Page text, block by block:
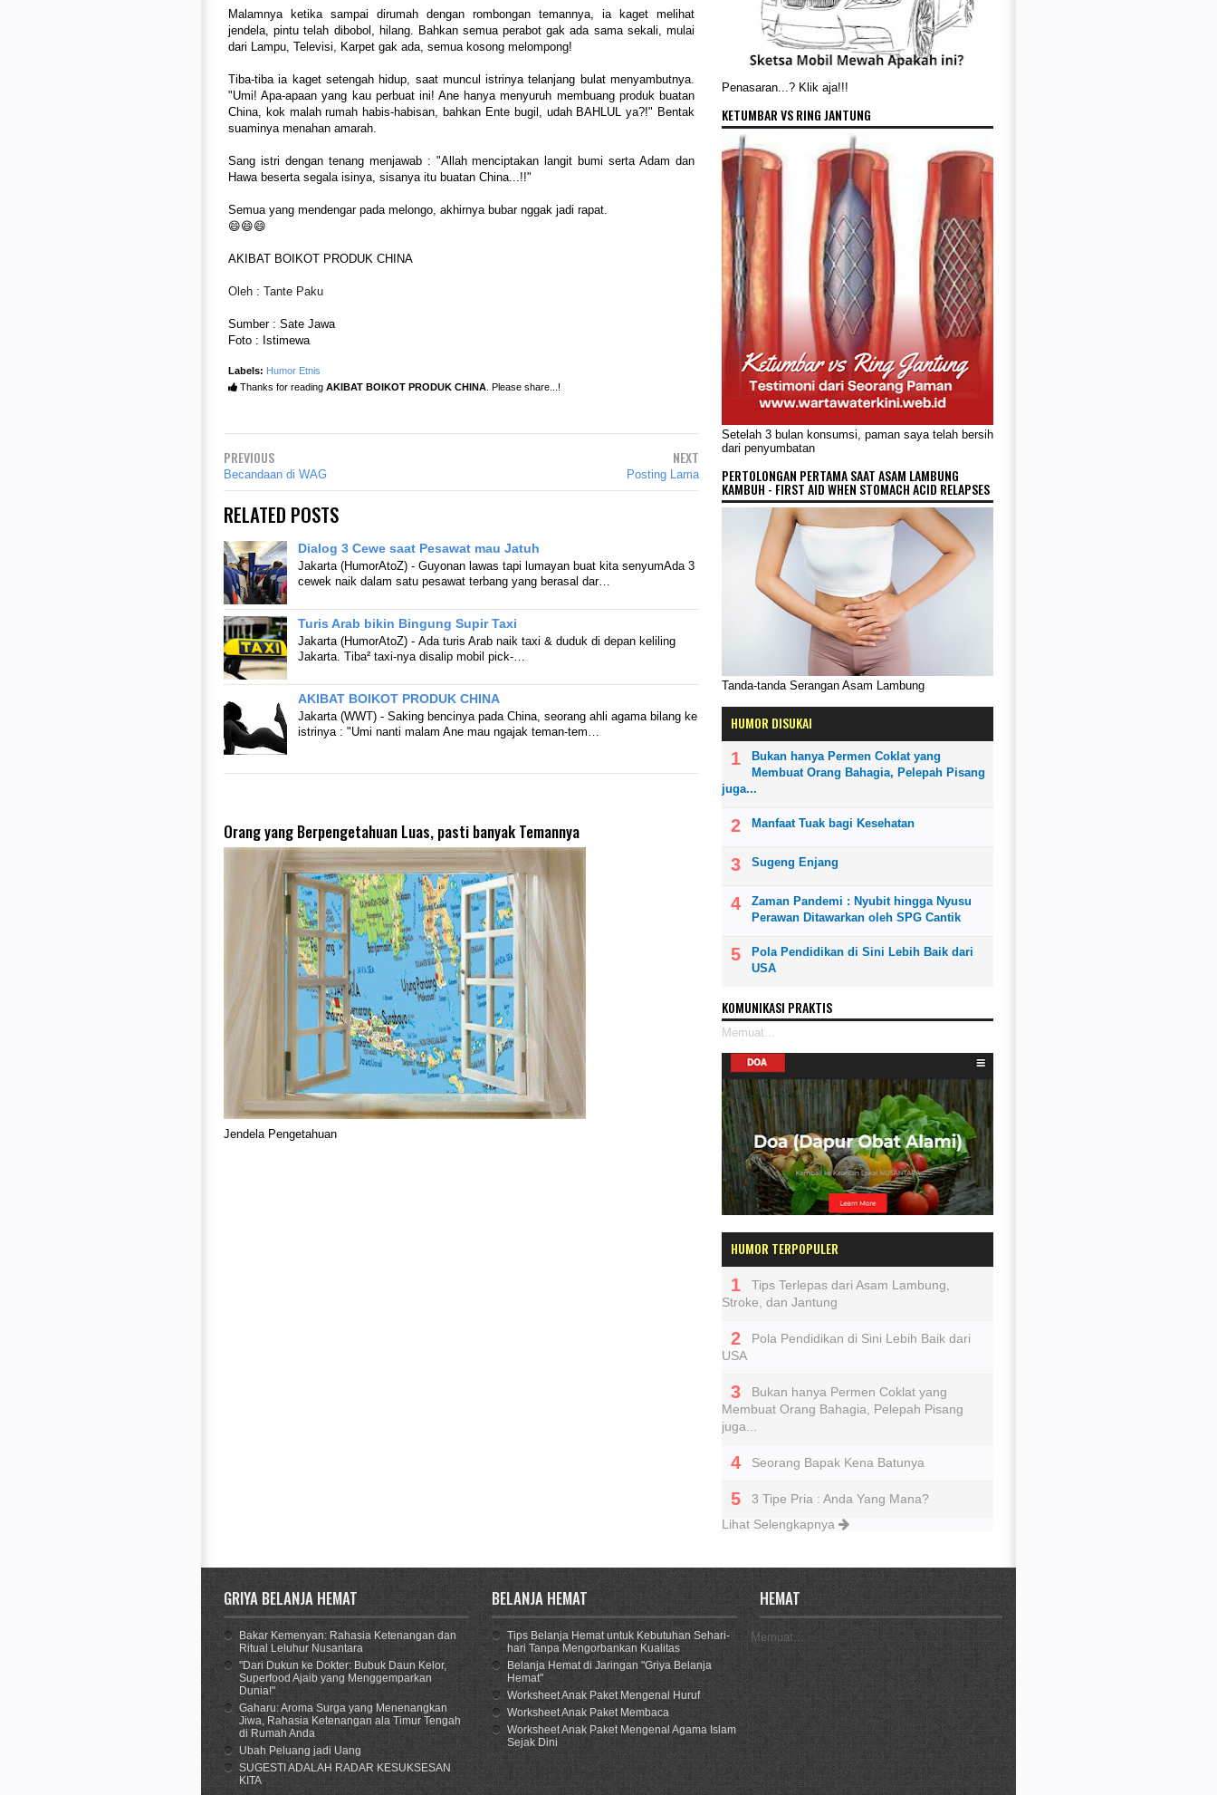
Malamnya ketika sampai dirumah dengan rombongan temannya, ia kaget melihat
jendela, pintu telah dibobol, hilang. Bahkan semua perabot gak ada sama sekali, mulai
dari Lampu, Televisi, Karpet gak ada, semua kosong melompong!
Tiba-tiba ia kaget setengah hidup, saat muncul istrinya telanjang bulat menyambutnya.
"Umi! Apa-apaan yang kau perbuat ini! Ane hanya menyuruh membuang produk buatan
China, kok malah rumah habis-habisan, bahkan Ente bugil, udah BAHLUL ya?!" Bentak
suaminya menahan amarah.
Sang istri dengan tenang menjawab : "Allah menciptakan langit bumi serta Adam dan
Hawa beserta segala isinya, sisanya itu buatan China...!!"
Semua yang mendengar pada melongo, akhirnya bubar nggak jadi rapat.
😄😄😄
AKIBAT BOIKOT PRODUK CHINA
Oleh : Tante Paku
Sumber : Sate Jawa
Foto : Istimewa
Labels: Humor Etnis
Thanks for reading AKIBAT BOIKOT PRODUK CHINA . Please share...!
PREVIOUS
Becandaan di WAG
NEXT
Posting Lama
RELATED POSTS
Dialog 3 Cewe saat Pesawat mau Jatuh
Jakarta (HumorAtoZ) - Guyonan lawas tapi lumayan buat kita senyumAda 3
cewek naik dalam satu pesawat terbang yang berasal dar…
Turis Arab bikin Bingung Supir Taxi
Jakarta (HumorAtoZ) - Ada turis Arab naik taxi & duduk di depan keliling
Jakarta. Tiba² taxi-nya disalip mobil pick-…
AKIBAT BOIKOT PRODUK CHINA
Jakarta (WWT) - Saking bencinya pada China, seorang ahli agama bilang ke
istrinya : "Umi nanti malam Ane mau ngajak teman-tem…
Orang yang Berpengetahuan Luas, pasti banyak Temannya
Jendela Pengetahuan
Penasaran...? Klik aja!!!
KETUMBAR VS RING JANTUNG
Setelah 3 bulan konsumsi, paman saya telah bersih
dari penyumbatan
PERTOLONGAN PERTAMA SAAT ASAM LAMBUNG
KAMBUH - FIRST AID WHEN STOMACH ACID RELAPSES
Tanda-tanda Serangan Asam Lambung
HUMOR DISUKAI
Bukan hanya Permen Coklat yang
Membuat Orang Bahagia, Pelepah Pisang
juga...
Manfaat Tuak bagi Kesehatan
Sugeng Enjang
Zaman Pandemi : Nyubit hingga Nyusu
Perawan Ditawarkan oleh SPG Cantik
Pola Pendidikan di Sini Lebih Baik dari
USA
KOMUNIKASI PRAKTIS
Memuat...
HUMOR TERPOPULER
Tips Terlepas dari Asam Lambung,
Stroke, dan Jantung
Pola Pendidikan di Sini Lebih Baik dari
USA
Bukan hanya Permen Coklat yang
Membuat Orang Bahagia, Pelepah Pisang
juga...
Seorang Bapak Kena Batunya
3 Tipe Pria : Anda Yang Mana?
Lihat Selengkapnya
GRIYA BELANJA HEMAT
Bakar Kemenyan: Rahasia Ketenangan dan
Ritual Leluhur Nusantara
"Dari Dukun ke Dokter: Bubuk Daun Kelor,
Superfood Ajaib yang Menggemparkan
Dunia!"
Gaharu: Aroma Surga yang Menenangkan
Jiwa, Rahasia Ketenangan ala Timur Tengah
di Rumah Anda
Ubah Peluang jadi Uang
SUGESTI ADALAH RADAR KESUKSESAN
KITA
BELANJA HEMAT
Tips Belanja Hemat untuk Kebutuhan Sehari-
hari Tanpa Mengorbankan Kualitas
Belanja Hemat di Jaringan "Griya Belanja
Hemat"
Worksheet Anak Paket Mengenal Huruf
Worksheet Anak Paket Membaca
Worksheet Anak Paket Mengenal Agama Islam
Sejak Dini
HEMAT
Memuat...